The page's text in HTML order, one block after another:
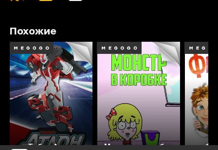
Похожие
Тобот Атлон
8.5 7.4
Монстр в коробке
8.0